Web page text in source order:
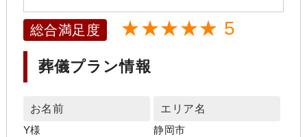
総合満足度 ★★★★★ 5
葬儀プラン情報
お名前
Y様
エリア名
静岡市